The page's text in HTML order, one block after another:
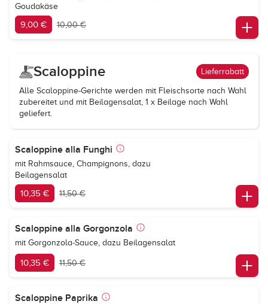
Goudakäse
9,00 € 10,00 €
Scaloppine Lieferrabatt
Alle Scaloppine-Gerichte werden mit Fleischsorte nach Wahl
zubereitet und mit Beilagensalat, 1 x Beilage nach Wahl
geliefert.
Scaloppine alla Funghi
mit Rahmsauce, Champignons, dazu
Beilagensalat
10,35 € 11,50 €
Scaloppine alla Gorgonzola
mit Gorgonzola-Sauce, dazu Beilagensalat
10,35 € 11,50 €
Scaloppine Paprika